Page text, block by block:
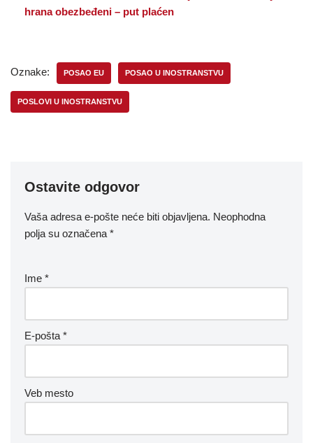
hrana obezbeđeni – put plaćen
Oznake: POSAO EU POSAO U INOSTRANSTVU
POSLOVI U INOSTRANSTVU
Ostavite odgovor
Vaša adresa e-pošte neće biti objavljena. Neophodna
polja su označena *
Ime *
E-pošta *
Veb mesto